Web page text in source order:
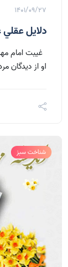
1401/09/27
دلايل
غيبت امام
او از ديدگان
شناخت سبز